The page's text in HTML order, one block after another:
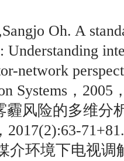
Oh. A
Understanding
network
Systems，2005
霾风险的多维分
71+81.
介环境下电视调